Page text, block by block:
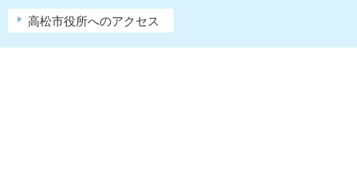
高松市役所へのアクセス